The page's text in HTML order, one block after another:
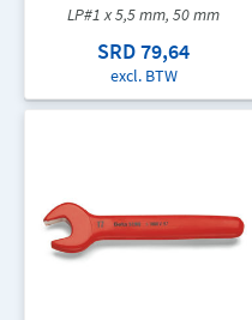
LP#1 x 5,5 mm, 50 mm
SRD 79,64
excl. BTW